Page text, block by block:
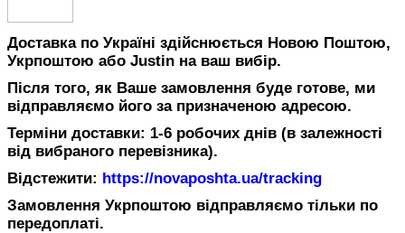
Доставка по Україні здійснюється Новою Поштою,
Укрпоштою або Justin на ваш вибір.
Після того, як Ваше замовлення буде готове, ми
відправляємо його за призначеною адресою.
Терміни доставки: 1-6 робочих днів (в залежності
від вибраного перевізника).
Відстежити: https://novaposhta.ua/tracking
Замовлення Укрпоштою відправляємо тільки по
передоплаті.